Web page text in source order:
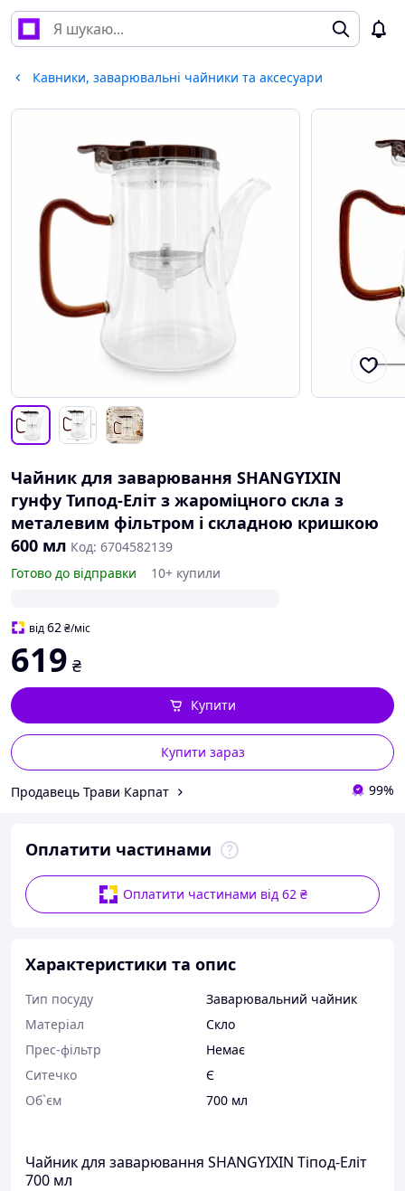
Кавники, заварювальні чайники та аксесуари
Чайник для заварювання SHANGYIXIN
гунфу Типод-Еліт з жароміцного скла з
металевим фільтром і складною кришкою
600 мл Код: 6704582139
Готово до відправки
10+ купили
від62₴/міс
619 ₴
Купити зараз
Купити
Продавець Трави Карпат 99%
Оплатити частинами
Оплатити частинами від 62 ₴
Характеристики та опис
Тип посуду
Заварювальний чайник
Матеріал
Скло
Прес-фільтр
Немає
Ситечко
Є
Об`єм
700 мл
Чайник для заварювання SHANGYIXIN Тіпод-Еліт
700 мл